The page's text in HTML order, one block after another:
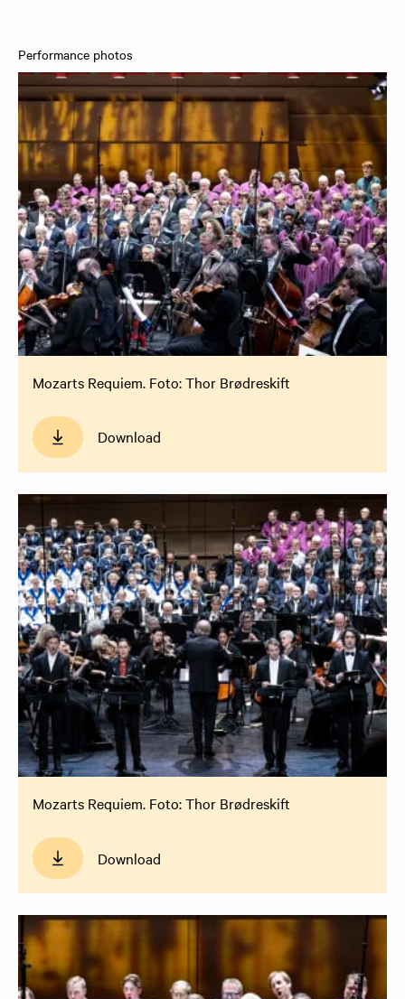
Performance photos
Mozarts Requiem. Foto: Thor Brødreskift
Download
Mozarts Requiem. Foto: Thor Brødreskift
Download